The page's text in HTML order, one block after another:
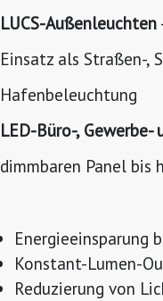
LUCS-Außenleuchten
Einsatz als Straßen-,
Hafenbeleuchtung
LED-Büro-,
dimmbaren Panel bis
Energieeinsparung
Konstant-Lumen-
Reduzierung von